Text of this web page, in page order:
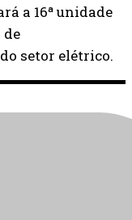
a 16ª unidade
de
setor elétrico.